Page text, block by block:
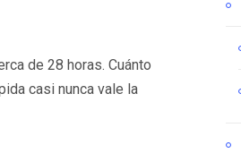
de 28 horas. Cuánto
casi nunca vale la